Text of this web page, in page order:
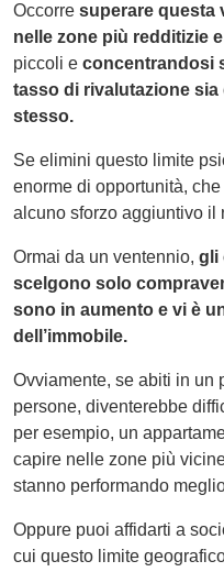
Occorre superare questa
nelle zone più redditizie
piccoli e concentrandosi
tasso di rivalutazione sia
stesso.
Se elimini questo limite
enorme di opportunità,
alcuno sforzo aggiuntivo il
Ormai da un ventennio, gli
scelgono solo
sono in aumento e vi è
dell’immobile.
Ovviamente, se abiti in un
persone, diventerebbe
per esempio, un
capire nelle zone più
stanno performando
Oppure puoi affidarti a
cui questo limite